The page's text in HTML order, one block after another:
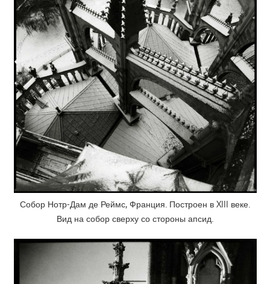
Собор Нотр-Дам де Реймс, Франция. Построен в XIII веке.
Вид на собор сверху со стороны апсид.